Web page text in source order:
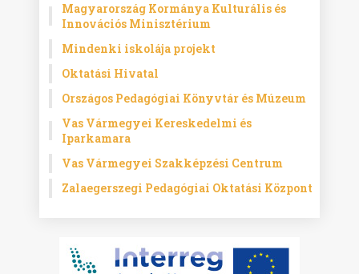
Magyarország Kormánya Kulturális és
Innovációs Minisztérium
Mindenki iskolája projekt
Oktatási Hivatal
Országos Pedagógiai Könyvtár és Múzeum
Vas Vármegyei Kereskedelmi és
Iparkamara
Vas Vármegyei Szakképzési Centrum
Zalaegerszegi Pedagógiai Oktatási Központ